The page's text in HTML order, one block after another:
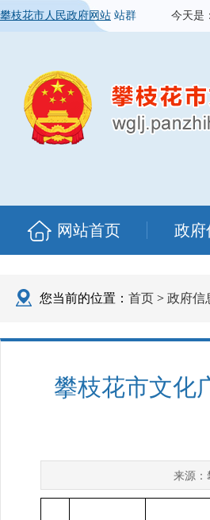
攀枝花市人民政府网站 站群 今天是：
网站首页 政府
您当前的位置： 首页 > 政府信
攀枝花市文化
来源：